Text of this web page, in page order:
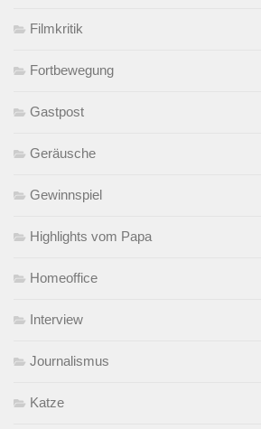
Filmkritik
Fortbewegung
Gastpost
Geräusche
Gewinnspiel
Highlights vom Papa
Homeoffice
Interview
Journalismus
Katze